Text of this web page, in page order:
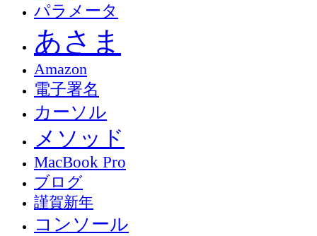
パラメータ
あさま
Amazon
電子署名
カーソル
メソッド
MacBook Pro
ブログ
謹賀新年
コンソール